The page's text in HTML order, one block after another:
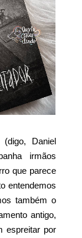
Daniel
irmãos
que parece
entendemos
também o
antigo,
espreitar por